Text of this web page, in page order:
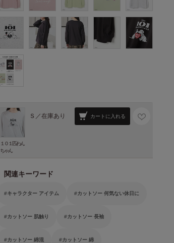
１０１匹わん
ちゃん
Ｓ／在庫あり カートに入れる
関連キーワード
キャラクター アイテム カットソー 何気ない休日に
カットソー 肌触り カットソー 長袖
カットソー 綿混 カットソー 綿